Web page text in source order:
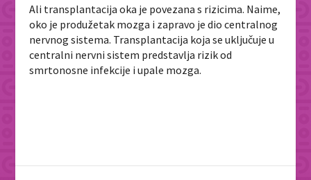
Ali transplantacija oka je povezana s rizicima. Naime,
oko je produžetak mozga i zapravo je dio centralnog
nervnog sistema. Transplantacija koja se uključuje u
centralni nervni sistem predstavlja rizik od
smrtonosne infekcije i upale mozga.